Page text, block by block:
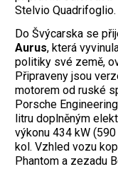
Stelvio Quadrifoglio.
Do Švýcarska se
Aurus, která
politiky své země,
Připraveny jsou
motorem od ruské
Porsche
litru doplněným
výkonu 434 kW
kol. Vzhled vozu
Phantom a zezadu